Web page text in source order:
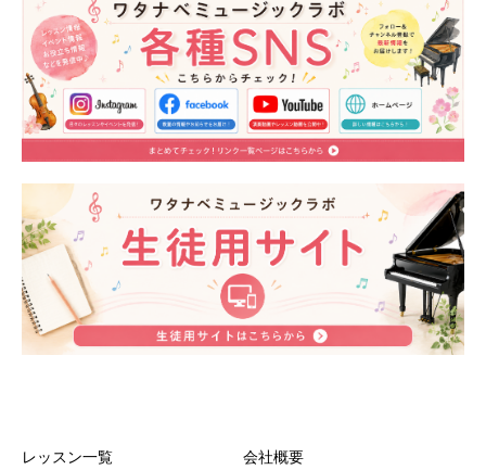
レッスン一覧 会社概要